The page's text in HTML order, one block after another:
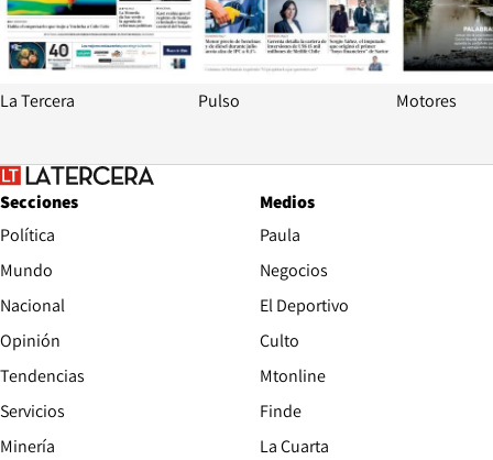
La Tercera Pulso Motores
Secciones
Política
Mundo
Nacional
Opinión
Tendencias
Servicios
Minería
Medios
Paula
Negocios
El Deportivo
Culto
Mtonline
Finde
La Cuarta